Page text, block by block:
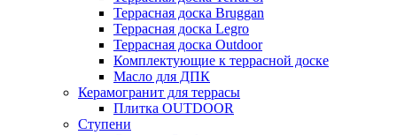
Террасная доска Bruggan
Террасная доска Legro
Террасная доска Outdoor
Комплектующие к террасной доске
Масло для ДПК
Керамогранит для террасы
Плитка OUTDOOR
Ступени